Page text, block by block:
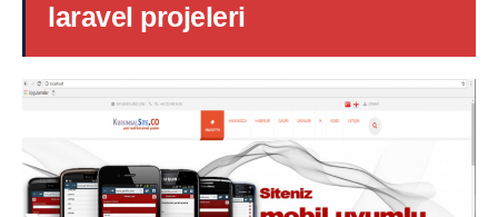
laravel projeleri